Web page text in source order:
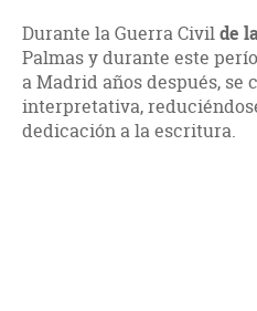
Durante la Guerra Civilde
Palmas y durante este
a Madrid años después, se
interpretativa,
dedicación a la escritura.